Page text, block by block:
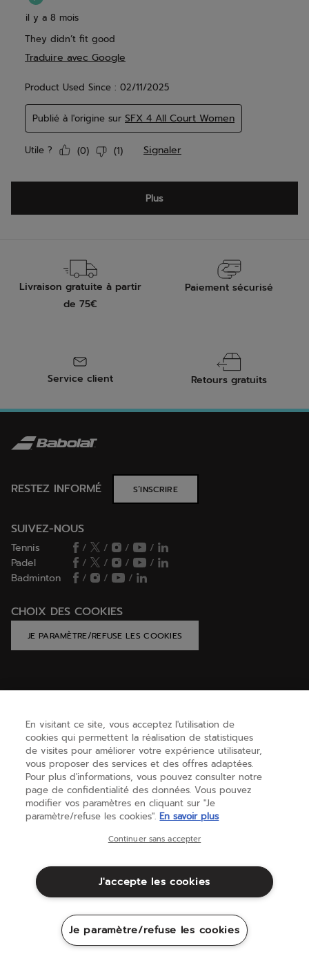
Livraison gratuite à partir
de 75€
Paiement sécurisé
Service client Retours gratuits
RESTEZ INFORMÉ S’INSCRIRE
SUIVEZ-NOUS
Tennis / / /
/
Padel
/ / /
/
Badminton
/ / /
CHOIX DES COOKIES
JE PARAMÈTRE/REFUSE LES COOKIES
BESOIN D'AIDE ?
A PROPOS
Mentions Légales
Cookies
Sitemap
©Babolat
En visitant ce site, vous acceptez l'utilisation de
cookies qui permettent la réalisation de statistiques
de visites pour améliorer votre expérience utilisateur,
vous proposer des services et des offres adaptées.
Pour plus d'informations, vous pouvez consulter notre
page de confidentialité des données. Vous pouvez
modifier vos paramètres en cliquant sur "Je
paramètre/refuse les cookies". En savoir plus
Continuer sans accepter
J'accepte les cookies
Je paramètre/refuse les cookies